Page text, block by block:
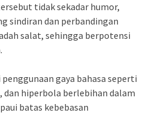
tidak sekadar humor,
sindiran dan perbandingan
salat, sehingga berpotensi
gaya bahasa seperti
dan hiperbola berlebihan dalam
batas kebebasan